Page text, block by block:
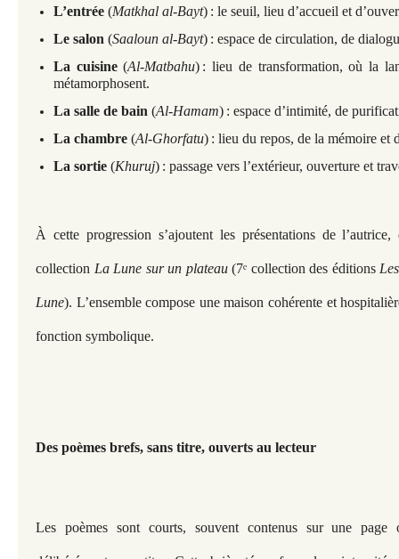
L’entrée (Matkhal al-Bayt) : le seuil, lieu d’accueil et
Le salon (Saaloun al-Bayt) : espace de circulation, de
La cuisine(Al-Matbahu) : lieu de transformation, où la
métamorphosent.
La salle de bain (Al-Hamam) : espace d’intimité, de
La chambre (Al-Ghorfatu) : lieu du repos, de la mémoire et
La sortie (Khuruj) : passage vers l’extérieur, ouverture et
À cette progression s’ajoutent les présentations de
collection La Lune sur un plateau(7ᵉ collection des éditions
Lune). L’ensemble compose une maison cohérente et
fonction symbolique.
Des poèmes brefs, sans titre, ouverts au lecteur
Les poèmes sont courts, souvent contenus sur une page